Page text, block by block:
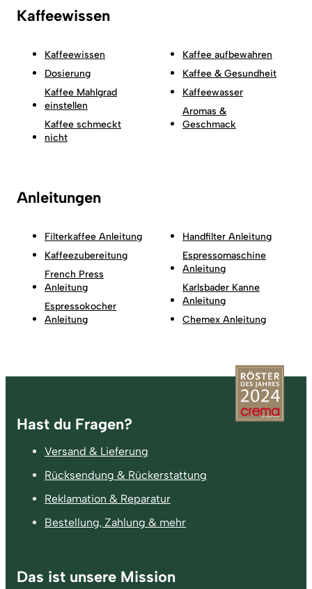
Kaffeewissen
Kaffeewissen
Dosierung
Kaffee Mahlgrad
einstellen
Kaffee schmeckt
nicht
Kaffee aufbewahren
Kaffee & Gesundheit
Kaffeewasser
Aromas &
Geschmack
Anleitungen
Filterkaffee Anleitung
Kaffeezubereitung
French Press
Anleitung
Espressokocher
Anleitung
Handfilter Anleitung
Espressomaschine
Anleitung
Karlsbader Kanne
Anleitung
Chemex Anleitung
Fußzeile
Hast du Fragen?
Versand & Lieferung
Rücksendung & Rückerstattung
Reklamation & Reparatur
Bestellung, Zahlung & mehr
Das ist unsere Mission